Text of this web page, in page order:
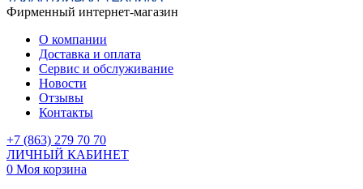
Фирменный интернет-магазин
О компании
Доставка и оплата
Сервис и обслуживание
Новости
Отзывы
Контакты
+7 (863) 279 70 70
ЛИЧНЫЙ КАБИНЕТ
0 Моя корзина